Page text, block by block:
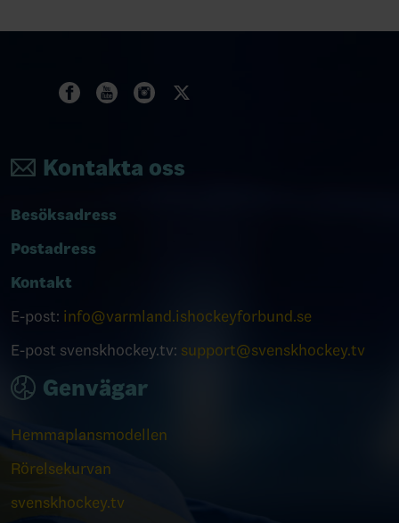
Kontakta oss
Besöksadress
Postadress
Kontakt
E-post: info@varmland.ishockeyforbund.se
E-post svenskhockey.tv: support@svenskhockey.tv
Genvägar
Hemmaplansmodellen
Rörelsekurvan
svenskhockey.tv